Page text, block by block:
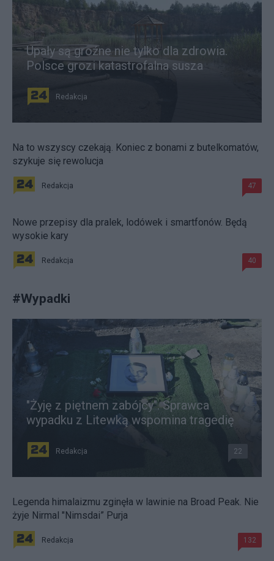
Upały są groźne nie tylko dla zdrowia.
Polsce grozi katastrofalna susza
Redakcja
Na to wszyscy czekają. Koniec z bonami z butelkomatów,
szykuje się rewolucja
Redakcja 47
Nowe przepisy dla pralek, lodówek i smartfonów. Będą
wysokie kary
Redakcja 40
#Wypadki
"Żyję z piętnem zabójcy". Sprawca
wypadku z Litewką wspomina tragedię
Redakcja 22
Legenda himalaizmu zginęła w lawinie na Broad Peak. Nie
żyje Nirmal "Nimsdai” Purja
Redakcja 132